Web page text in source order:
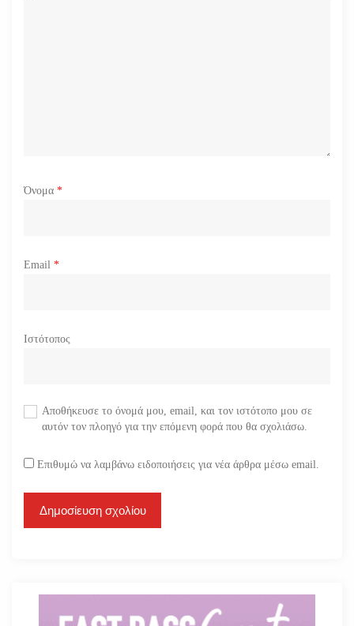
Όνομα *
Email *
Ιστότοπος
Αποθήκευσε το όνομά μου, email, και τον ιστότοπο μου σε
αυτόν τον πλοηγό για την επόμενη φορά που θα σχολιάσω.
Επιθυμώ να λαμβάνω ειδοποιήσεις για νέα άρθρα μέσω email.